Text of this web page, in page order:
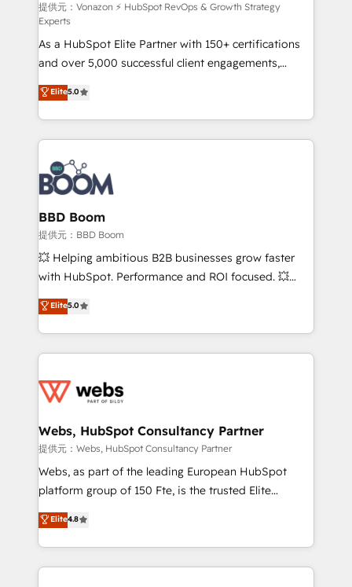
support client (data migration, synchronisation API,
audit et maintenance) ➤ La création de sites internet
de conversion qui transforment les visiteurs en
opportunités d'affaires ➤ La mise en place de
stratégies d'acquisition marketing (SEO, SEA,
inbound, automatisation marketing, ABM, IA,
emailing) Informations clés : - 10 ans d'expérience -
100+ intégrations CRM HubSpot réussies - 40
experts conseil - 150 certifications HubSpot
cumulées
提供元：Vonazon ⚡ HubSpot RevOps & Growth Strategy
Experts
As a HubSpot Elite Partner with 150+ certifications
and over 5,000 successful client engagements,
Vonazon turns marketing complexity into
measurable, scalable growth. From onboarding to
enterprise-grade campaigns, our in-house team
builds scalable strategies that drive long-term
revenue. ⚙️ HubSpot Integration & Optimization •
Seamless CRM, CMS, and automation setup •
Complex platform migrations and data cleanups •
Custom APIs and third-party integrations 📈 End-to-
End Revenue Acceleration • Lifecycle marketing and
pipeline growth programs • Sales enablement tools
and CRM optimization • Retention strategies with
Execution • 750+ onboardings and 2,000+
implementations • Deep expertise across marketing,
Elite5.0
BBD Boom
提供元：BBD Boom
💥 Helping ambitious B2B businesses grow faster
with HubSpot. Performance and ROI focused. 💥
BBD Boom is the HubSpot partner that can help you
to HubSpot Better. We work with your teams to
solve all your HubSpot challenges and improve user
adoption, sales process and marketing results.
the first time 🔧 Designing and optimising your
and build using HubSpot 🔌 Integrating HubSpot
with other systems 🎓 Training your teams to be
HubSpot pros 📊 Lead generation services using
HubSpot Why us? - SIX HubSpot Accreditations -
CRM, Solutions Architecture, Onboarding , Data
Migration, Custom Integration & Platform
Elite5.0
Webs, HubSpot Consultancy Partner
提供元：Webs, HubSpot Consultancy Partner
Webs, as part of the leading European HubSpot
platform group of 150 Fte, is the trusted Elite
HubSpot CRM Partner offering you a roadmap on
maximizing EBITDA and achieving Commercial
Excellence. With our targeted processes, we
strengthen your digital transformation and minimize
Elite4.8